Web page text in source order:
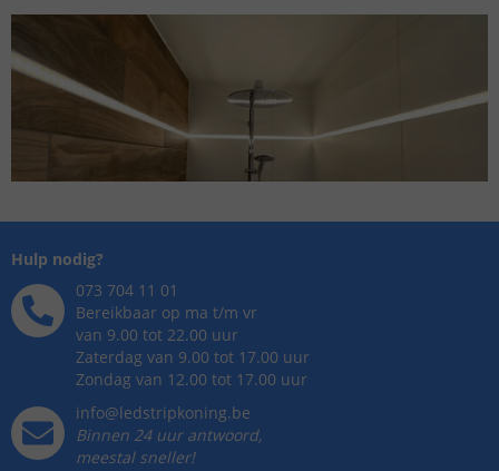
Hulp nodig?
073 704 11 01
Bereikbaar op ma t/m vr
van 9.00 tot 22.00 uur
Zaterdag van 9.00 tot 17.00 uur
Zondag van 12.00 tot 17.00 uur
info@ledstripkoning.be
Binnen 24 uur antwoord,
meestal sneller!